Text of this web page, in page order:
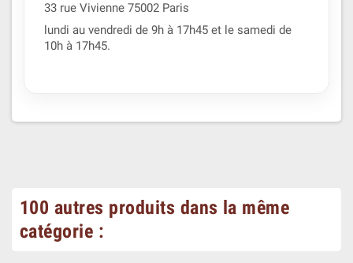
33 rue Vivienne 75002 Paris
lundi au vendredi de 9h à 17h45 et le samedi de
10h à 17h45.
100 autres produits dans la même
catégorie :